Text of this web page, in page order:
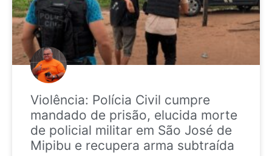
Violência: Polícia Civil cumpre
mandado de prisão, elucida morte
de policial militar em São José de
Mipibu e recupera arma subtraída